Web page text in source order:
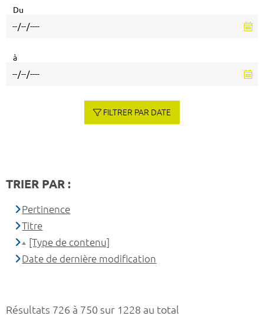
Résultats 726 à 750 sur 1228 au total
Du
à
FILTRER PAR DATE
TRIER PAR :
Pertinence
Titre
[Type de contenu]
Date de dernière modification